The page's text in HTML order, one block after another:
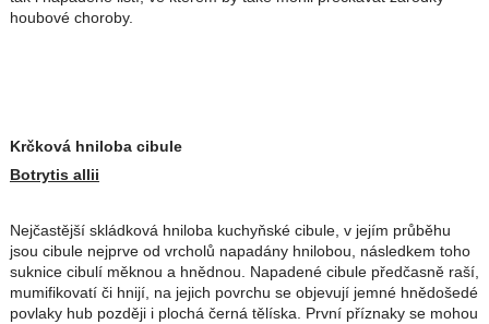
houbové choroby.
Krčková hniloba cibule
Botrytis allii
Nejčastější skládková hniloba kuchyňské cibule, v jejím průběhu
jsou cibule nejprve od vrcholů napadány hnilobou, následkem toho
suknice cibulí měknou a hnědnou. Napadené cibule předčasně raší,
mumifikovatí či hnijí, na jejich povrchu se objevují jemné hnědošedé
povlaky hub později i plochá černá tělíska. První příznaky se mohou